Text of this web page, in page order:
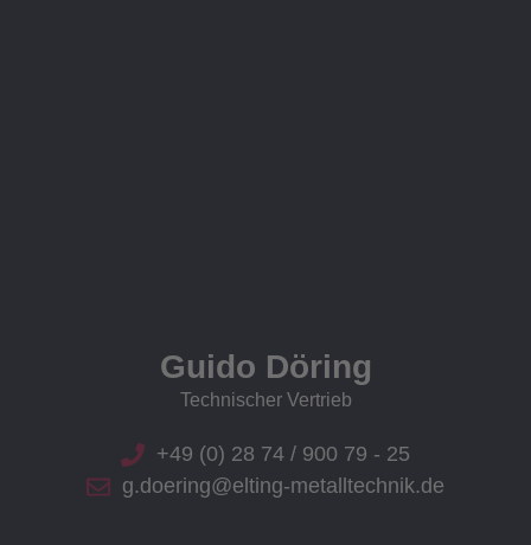
Guido Döring
Technischer Vertrieb
+49 (0) 28 74 / 900 79 - 25
g.doering@elting-metalltechnik.de